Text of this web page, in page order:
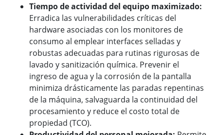
Tiempo de actividad del equipo maximizado:
Erradica las vulnerabilidades críticas del
hardware asociadas con los monitores de
consumo al emplear interfaces selladas y
robustas adecuadas para rutinas rigurosas de
lavado y sanitización química. Prevenir el
ingreso de agua y la corrosión de la pantalla
minimiza drásticamente las paradas repentinas
de la máquina, salvaguarda la continuidad del
procesamiento y reduce el costo total de
propiedad (TCO).